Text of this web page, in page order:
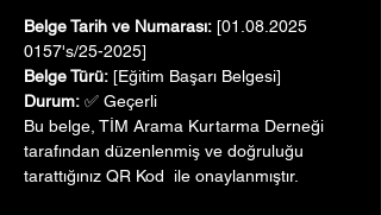
Belge Tarih ve Numarası: [01.08.2025
0157's/25-2025]
Belge Türü: [Eğitim Başarı Belgesi]
Durum: ✅ Geçerli
Bu belge, TİM Arama Kurtarma Derneği
tarafından düzenlenmiş ve doğruluğu
tarattığınız QR Kod  ile onaylanmıştır.